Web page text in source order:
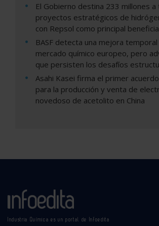
El Gobierno destina 233 millones a
proyectos estratégicos de
con Repsol como principal
BASF detecta una mejora
mercado químico europeo, pero
que persisten los desafíos
Asahi Kasei firma el primer
para la producción y venta de
novedoso de acetolito en China
Industria Química es un portal de Infoedita